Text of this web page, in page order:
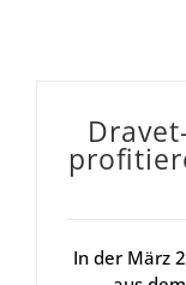
In der März